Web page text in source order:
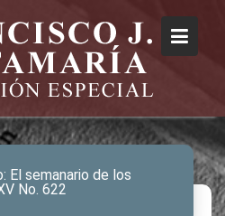
El semanario de los
No. 622